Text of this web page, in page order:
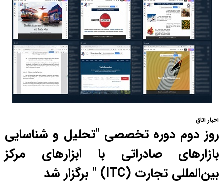
اخبار اتاق
روز دوم دوره تخصصی "تحلیل و شناسایی
بازارهای صادراتی با ابزارهای مرکز
بین‌المللی تجارت (ITC) " برگزار شد